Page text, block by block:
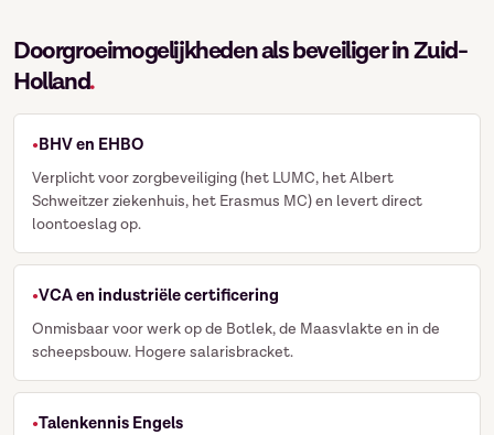
Doorgroeimogelijkheden als beveiliger in Zuid-
Holland.
BHV en EHBO
Verplicht voor zorgbeveiliging (het LUMC, het Albert
Schweitzer ziekenhuis, het Erasmus MC) en levert direct
loontoeslag op.
VCA en industriële certificering
Onmisbaar voor werk op de Botlek, de Maasvlakte en in de
scheepsbouw. Hogere salarisbracket.
Talenkennis Engels